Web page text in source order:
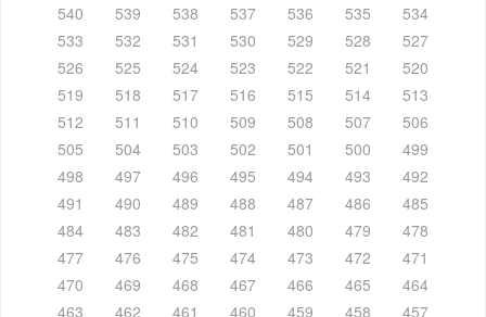
540
539 538 537 536 535
534
533
532 531 530 529 528
527
526
525 524 523 522 521
520
519
518 517 516 515 514
513
512
511 510 509 508 507
506
505
504 503 502 501 500
499
498
497 496 495 494 493
492
491
490 489 488 487 486
485
484
483 482 481 480 479
478
477
476 475 474 473 472
471
470
469 468 467 466 465
464
463
462 461 460 459 458
457